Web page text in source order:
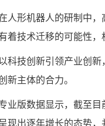
人形机器人的研制中
着技术迁移的可能性
科技创新引领产业创
新主体的合力。
业版数据显示，截至
现出逐年增长的态势